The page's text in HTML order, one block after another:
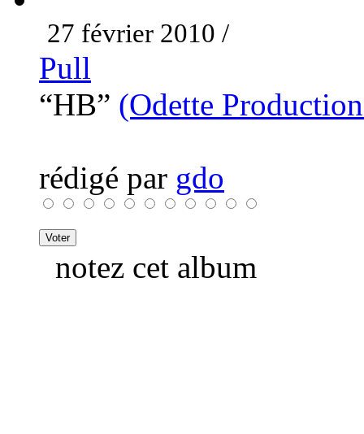
27 février 2010 /
Pull
“HB” (Odette
rédigé par gdo
notez cet album